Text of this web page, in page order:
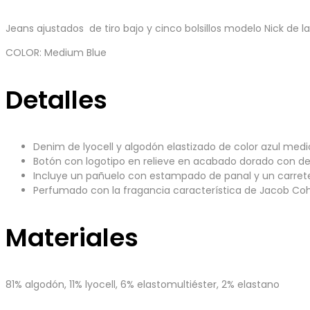
Jeans ajustados de tiro bajo y cinco bolsillos modelo Nick de
COLOR: Medium Blue
Detalles
Denim de lyocell y algodón elastizado de color azul
Botón con logotipo en relieve en acabado dorado con
Incluye un pañuelo con estampado de panal y un
Perfumado con la fragancia característica de Jacob
Materiales
81% algodón, 11% lyocell, 6% elastomultiéster, 2% elastano